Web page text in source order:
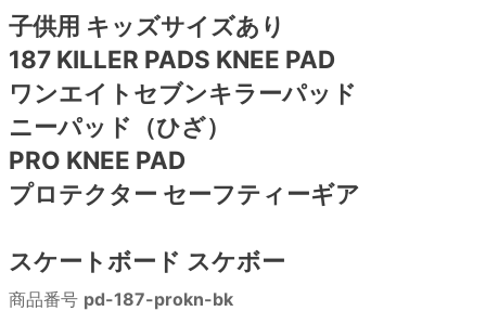
子供用 キッズサイズあり
187 KILLER PADS KNEE PAD
ワンエイトセブンキラーパッド
ニーパッド（ひざ）
PRO KNEE PAD
プロテクター セーフティーギア
スケートボード スケボー
商品番号 pd-187-prokn-bk
8.7inch
8.8inch
8.9inch
9.0inch以上
シェイプデッキ
高性能デッキ
8.8inch
8.9inch
9.0inch以上
72mm
75mm
110mm
29cm
29.5cm
30cm